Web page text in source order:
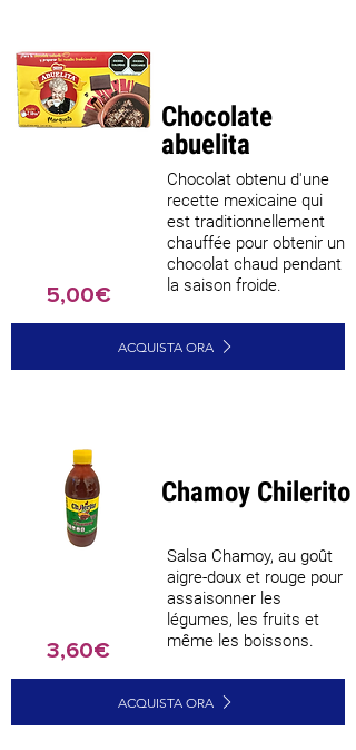
5,00€
Chocolate
abuelita
Chocolat obtenu d'une
recette mexicaine qui
est traditionnellement
chauffée pour obtenir un
chocolat chaud pendant
la saison froide.
ACQUISTA ORA
3,60€
Chamoy Chilerito
Salsa Chamoy, au goût
aigre-doux et rouge pour
assaisonner les
légumes, les fruits et
même les boissons.
ACQUISTA ORA